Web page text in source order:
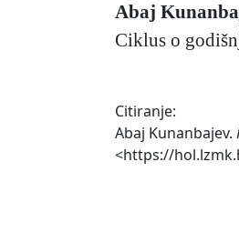
Abaj
Ciklus o
Citiranje:
Abaj Kunanbajev.
<https://